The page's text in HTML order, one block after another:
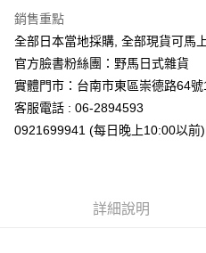
台灣樂天信用卡公司
ATM付款
運送方式
全家取貨付款
每筆NT$65，滿NT$999(含以上)免
銷售重點
全部日本當地採購, 全部現貨可馬
官方臉書粉絲團：野馬日式雜貨
實體門市：台南市東區崇德路64號
客服電話 : 06-2894593
0921699941 (每日晚上10:00以前)
詳細說明